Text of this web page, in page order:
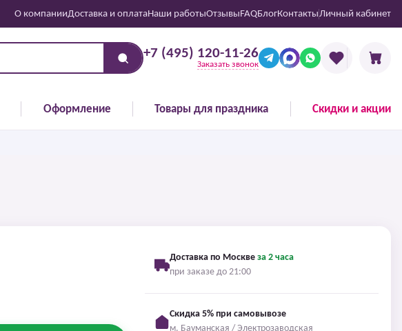
О компанииДоставка и оплатаНаши работыОтзывыFAQБлогКонтактыЛичный кабинет
+7 (495) 120-11-26
Заказать звонок
Оформление Товары для праздника Скидки и акции
Доставка по Москве за 2 часа
при заказе до 21:00
Скидка 5% при самовывозе
м. Бауманская / Электрозаводская